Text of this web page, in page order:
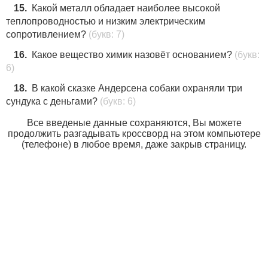
15. Какой металл обладает наиболее высокой
теплопроводностью и низким электрическим
сопротивлением? (букв: 7)
16. Какое вещество химик назовёт основанием? (букв:
6)
18. В какой сказке Андерсена собаки охраняли три
сундука с деньгами? (букв: 6)
Все введеные данные сохраняются, Вы можете
продолжить разгадывать кроссворд на этом компьютере
(телефоне) в любое время, даже закрыв страницу.